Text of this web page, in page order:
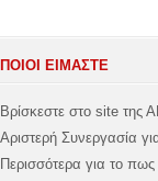
ΠΟΙΟΙ ΕΙΜΑΣΤΕ
Βρίσκεστε στο site της
Αριστερή Συνεργασία
Περισσότερα για το